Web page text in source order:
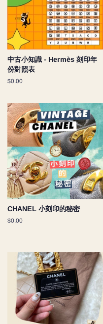
中古小知識 - Hermès 刻印年
份對照表
Regular
$0.00
CHANEL 小刻印的秘密
Regular
$0.00